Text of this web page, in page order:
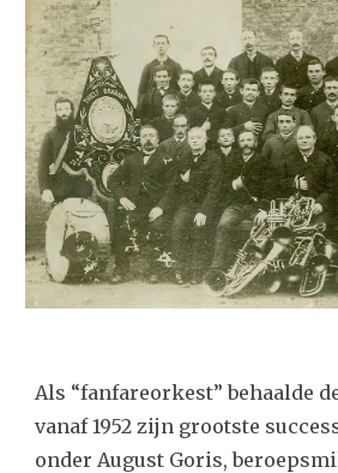
Als “fanfareorkest” behaalde
vanaf 1952 zijn grootste
onder August Goris,